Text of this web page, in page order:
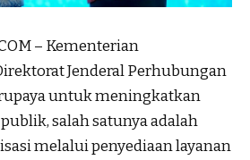
– Kementerian
Jenderal Perhubungan
untuk meningkatkan
salah satunya adalah
melalui penyediaan layanan